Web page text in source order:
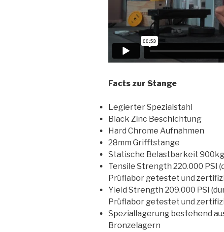
Facts zur Stange
Legierter Spezialstahl
Black Zinc Beschichtung
Hard Chrome Aufnahmen
28mm Grifftstange
Statische Belastbarkeit 900kg
Tensile Strength 220.000 PSI
Prüflabor getestet und
Yield Strength 209.000 PSI
Prüflabor getestet und
Speziallagerung bestehend
Bronzelagern